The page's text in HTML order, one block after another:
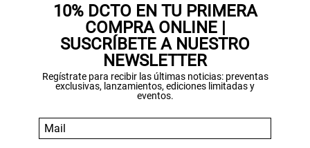
10% DCTO EN TU PRIMERA
COMPRA ONLINE |
SUSCRÍBETE A NUESTRO
NEWSLETTER
Regístrate para recibir las últimas noticias: preventas
exclusivas, lanzamientos, ediciones limitadas y
eventos.